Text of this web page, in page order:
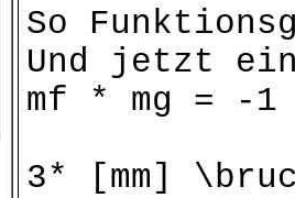
So
Und jetzt
mf * mg = -1
3* [mm]